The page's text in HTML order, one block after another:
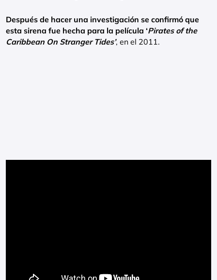
Después de hacer una investigación se confirmó que
esta sirena fue hecha para la película ‘Pirates of the
Caribbean On Stranger Tides’, en el 2011.